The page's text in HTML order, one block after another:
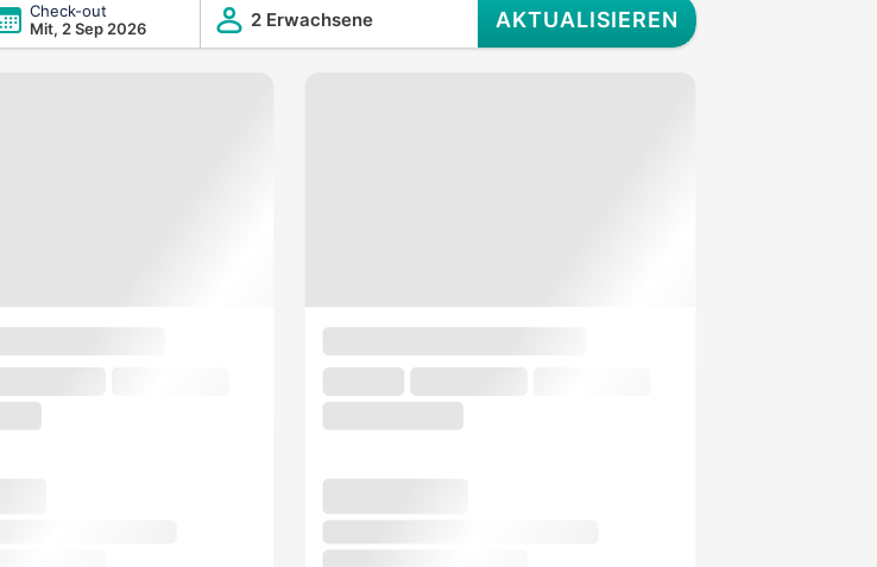
Check-out
Mit, 2 Sep 2026
2 Erwachsene AKTUALISIEREN